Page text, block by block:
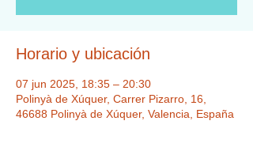
Horario y ubicación
07 jun 2025, 18:35 – 20:30
Polinyà de Xúquer, Carrer Pizarro, 16,
46688 Polinyà de Xúquer, Valencia, España